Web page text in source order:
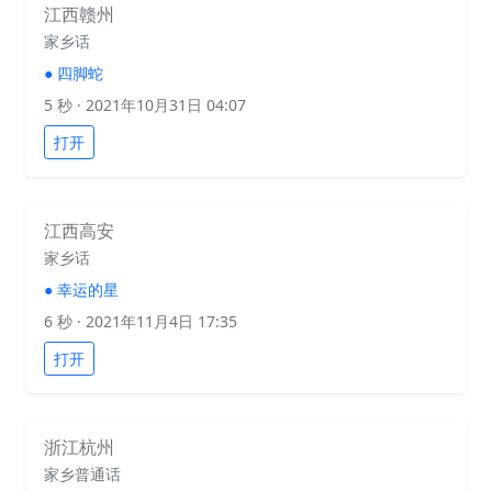
江西赣州
家乡话
● 四脚蛇
5 秒 · 2021年10月31日 04:07
打开
江西高安
家乡话
● 幸运的星
6 秒 · 2021年11月4日 17:35
打开
浙江杭州
家乡普通话